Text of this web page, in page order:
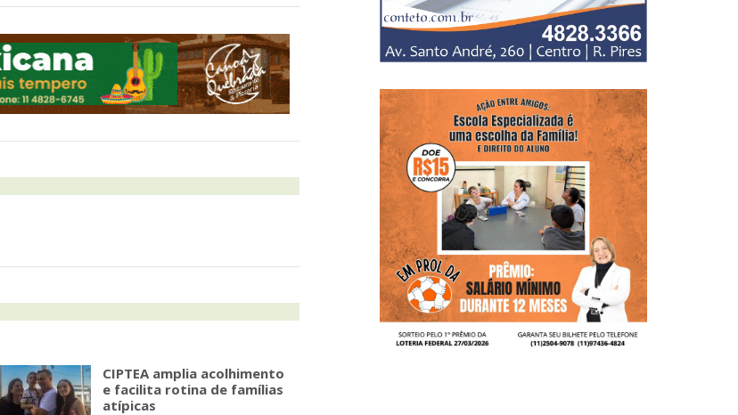
CIPTEA amplia acolhimento
e facilita rotina de famílias
atípicas